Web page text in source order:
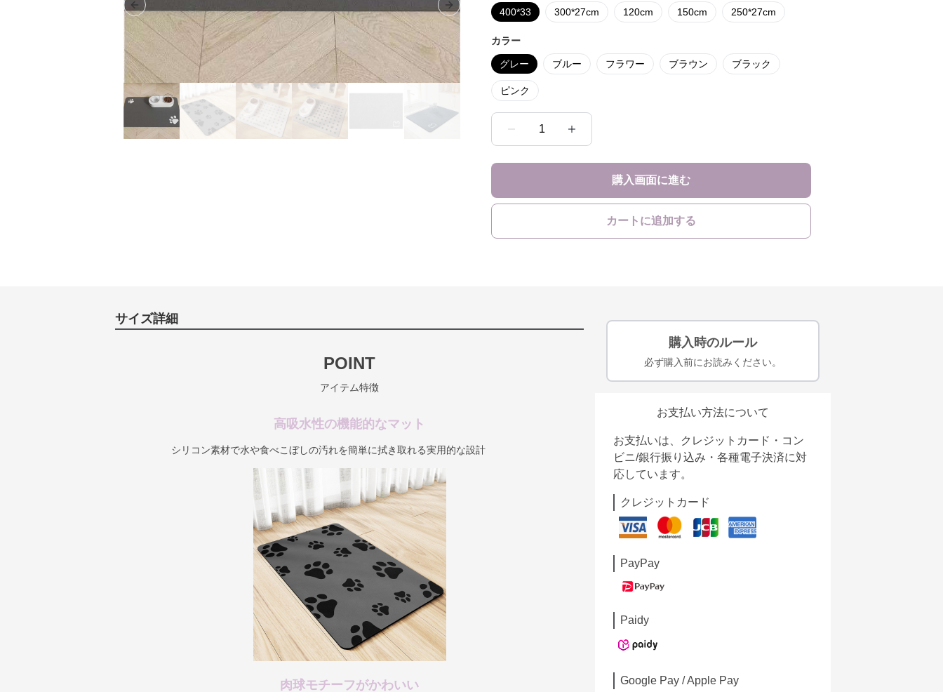
Previous slide Next slide 400*33 300*27cm 120cm 150cm 250*27cm
カラー
グレー ブルー フラワー ブラウン ブラック
ピンク
1
購入画面に進む
カートに追加する
サイズ詳細
POINT
アイテム特徴
高吸水性の機能的なマット
シリコン素材で水や食べこぼしの汚れを簡単に拭き取れる実用的な設計
肉球モチーフがかわいい
購入時のルール
必ず購入前にお読みください。
お支払い方法について
お支払いは、クレジットカード・コン
ビニ/銀行振り込み・各種電子決済に対
応しています。
クレジットカード
PayPay
Paidy
Google Pay / Apple Pay